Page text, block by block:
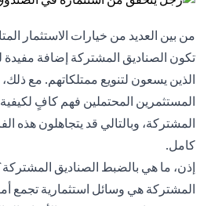
من بين العديد من خيارات الاستثمار
تكون الصناديق المشتركة إضافة
الذين يسعون لتنويع ممتلكاتهم. مع
المستثمرين المحتملين فهم كافٍ
المشتركة، وبالتالي قد يتجاهلون هذه
كامل.
إذن، ما هي بالضبط الصناديق
المشتركة هي وسائل استثمارية تجمع